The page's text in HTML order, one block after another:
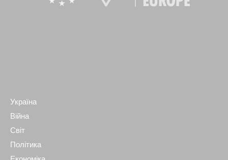
Україна
Війна
Світ
Політика